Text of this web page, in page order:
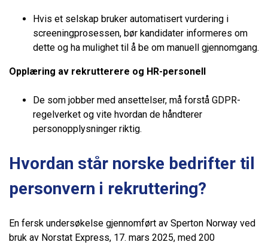
Hvis et selskap bruker automatisert vurdering i
screeningprosessen, bør kandidater informeres om
dette og ha mulighet til å be om manuell gjennomgang.
Opplæring av rekrutterere og HR-personell
De som jobber med ansettelser, må forstå GDPR-
regelverket og vite hvordan de håndterer
personopplysninger riktig.
Hvordan står norske bedrifter til
personvern i rekruttering?
En fersk undersøkelse gjennomført av Sperton Norway ved
bruk av Norstat Express, 17. mars 2025, med 200